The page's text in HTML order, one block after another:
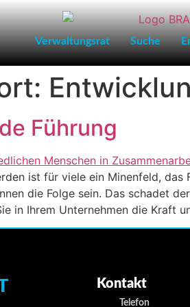
Verwaltungsrat Suche
Führung
ist für viele ein Minenfeld, das
die Folge sein. Das schadet
in Ihrem Unternehmen die Kraft
Kontakt
Telefon